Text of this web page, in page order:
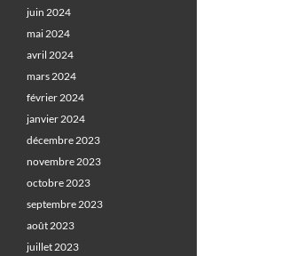
juin 2024
mai 2024
avril 2024
mars 2024
février 2024
janvier 2024
décembre 2023
novembre 2023
octobre 2023
septembre 2023
août 2023
juillet 2023